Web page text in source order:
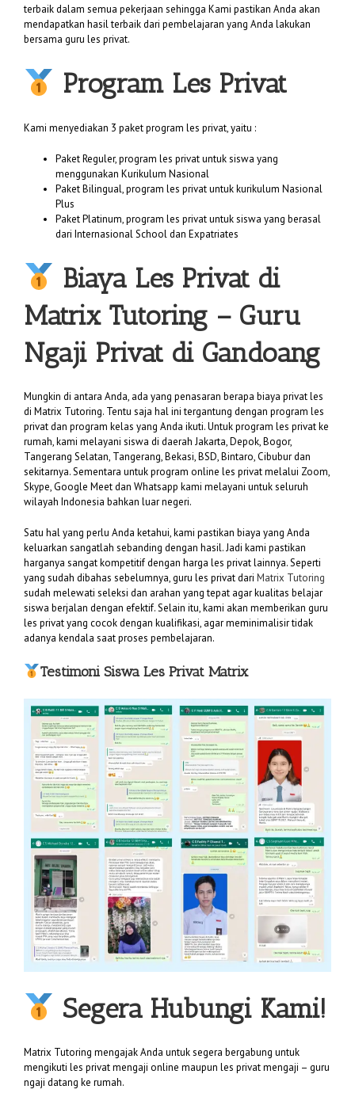
terbaik dalam semua pekerjaan sehingga Kami pastikan Anda akan
mendapatkan hasil terbaik dari pembelajaran yang Anda lakukan
bersama guru les privat.
Program Les Privat
Kami menyediakan 3 paket program les privat, yaitu :
Paket Reguler, program les privat untuk siswa yang
menggunakan Kurikulum Nasional
Paket Bilingual, program les privat untuk kurikulum Nasional
Plus
Paket Platinum, program les privat untuk siswa yang berasal
dari Internasional School dan Expatriates
Biaya Les Privat di
Matrix Tutoring – Guru
Ngaji Privat di Gandoang
Mungkin di antara Anda, ada yang penasaran berapa biaya privat les
di Matrix Tutoring. Tentu saja hal ini tergantung dengan program les
privat dan program kelas yang Anda ikuti. Untuk program les privat ke
rumah, kami melayani siswa di daerah Jakarta, Depok, Bogor,
Tangerang Selatan, Tangerang, Bekasi, BSD, Bintaro, Cibubur dan
sekitarnya. Sementara untuk program online les privat melalui Zoom,
Skype, Google Meet dan Whatsapp kami melayani untuk seluruh
wilayah Indonesia bahkan luar negeri.
Satu hal yang perlu Anda ketahui, kami pastikan biaya yang Anda
keluarkan sangatlah sebanding dengan hasil. Jadi kami pastikan
harganya sangat kompetitif dengan harga les privat lainnya. Seperti
yang sudah dibahas sebelumnya, guru les privat dari Matrix Tutoring
sudah melewati seleksi dan arahan yang tepat agar kualitas belajar
siswa berjalan dengan efektif. Selain itu, kami akan memberikan guru
les privat yang cocok dengan kualifikasi, agar meminimalisir tidak
adanya kendala saat proses pembelajaran.
Testimoni Siswa Les Privat Matrix
Segera Hubungi Kami!
Matrix Tutoring mengajak Anda untuk segera bergabung untuk
mengikuti les privat mengaji online maupun les privat mengaji – guru
ngaji datang ke rumah.